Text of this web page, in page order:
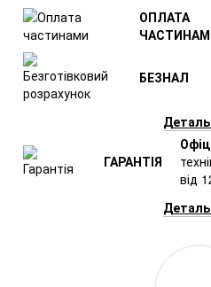
ОПЛАТА
БЕЗНАЛ
ГАРАНТІЯ
від